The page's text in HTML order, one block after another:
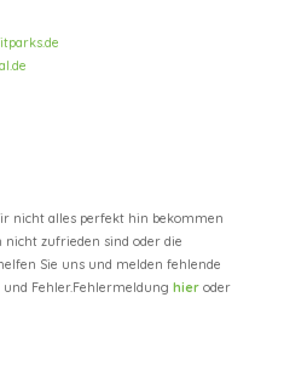
nicht alles perfekt hin bekommen
nicht zufrieden sind oder die
Sie uns und melden fehlende
Fehler.Fehlermeldunghier oder